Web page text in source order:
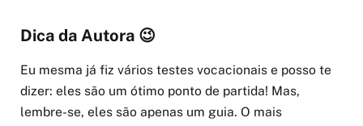
Dica da Autora 😉
Eu mesma já fiz vários testes vocacionais e posso te
dizer: eles são um ótimo ponto de partida! Mas,
lembre-se, eles são apenas um guia. O mais